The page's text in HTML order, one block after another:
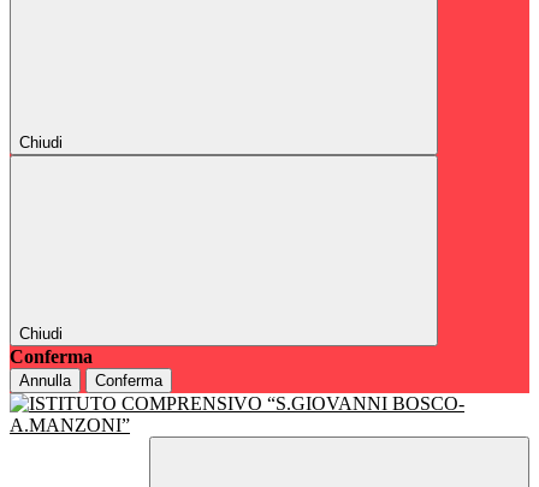
Chiudi
Chiudi
Conferma
Annulla Conferma